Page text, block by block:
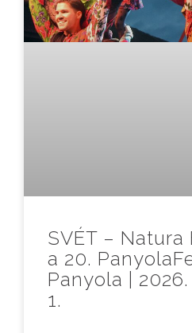
SVÉT –
a 20.
Panyola |
1.